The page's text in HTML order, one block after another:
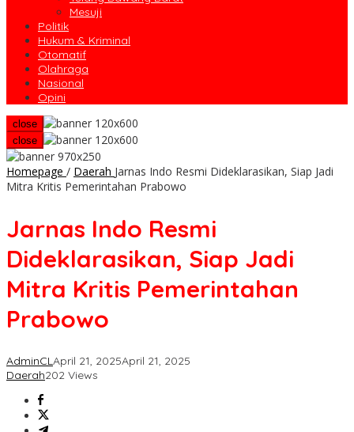
Mesuji
Politik
Hukum & Kriminal
Otomatif
Olahraga
Nasional
Opini
close
close
Homepage / Daerah Jarnas Indo Resmi Dideklarasikan, Siap Jadi
Mitra Kritis Pemerintahan Prabowo
Jarnas Indo Resmi
Dideklarasikan, Siap Jadi
Mitra Kritis Pemerintahan
Prabowo
AdminCLApril 21, 2025April 21, 2025
Daerah202 Views